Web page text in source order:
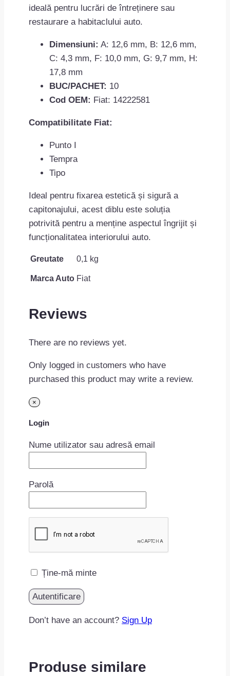
ideală pentru lucrări de întreținere sau
restaurare a habitaclului auto.
Dimensiuni: A: 12,6 mm, B: 12,6 mm,
C: 4,3 mm, F: 10,0 mm, G: 9,7 mm, H:
17,8 mm
BUC/PACHET: 10
Cod OEM: Fiat: 14222581
Compatibilitate Fiat:
Punto I
Tempra
Tipo
Ideal pentru fixarea estetică și sigură a
capitonajului, acest diblu este soluția
potrivită pentru a menține aspectul îngrijit și
funcționalitatea interiorului auto.
Greutate 0,1 kg
Marca Auto Fiat
Reviews
There are no reviews yet.
Only logged in customers who have
purchased this product may write a review.
×
Login
Nume utilizator sau adresă email
Parolă
Ține-mă minte
Don’t have an account? Sign Up
Produse similare